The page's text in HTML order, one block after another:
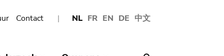
NL FR EN DE 中文
Contact